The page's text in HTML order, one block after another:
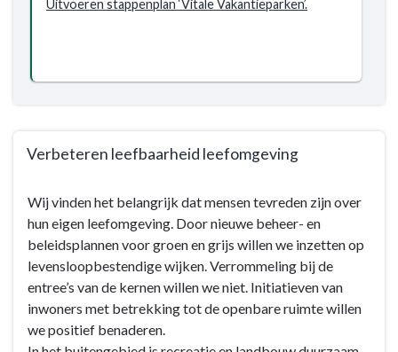
Uitvoeren stappenplan ‘Vitale Vakantieparken’.
Verbeteren leefbaarheid leefomgeving
naar
navigatie
Programma
Sport,
cultuur,
Wij vinden het belangrijk dat mensen tevreden zijn over
hun eigen leefomgeving. Door nieuwe beheer- en
beleidsplannen voor groen en grijs willen we inzetten op
levensloopbestendige wijken. Verrommeling bij de
entree’s van de kernen willen we niet. Initiatieven van
inwoners met betrekking tot de openbare ruimte willen
we positief benaderen.